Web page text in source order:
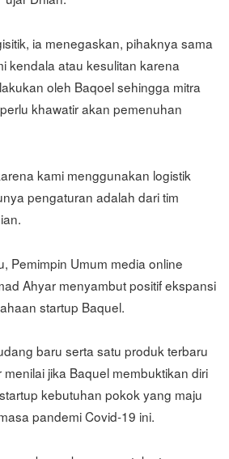
ia menegaskan, pihaknya sama
kendala atau kesulitan karena
oleh Baqoel sehingga mitra
khawatir akan pemenuhan
kami menggunakan logistik
pengaturan adalah dari tim
Pemimpin Umum media online
Ahyar menyambut positif ekspansi
startup Baquel.
baru serta satu produk terbaru
jika Baquel membuktikan diri
kebutuhan pokok yang maju
pandemi Covid-19 ini.